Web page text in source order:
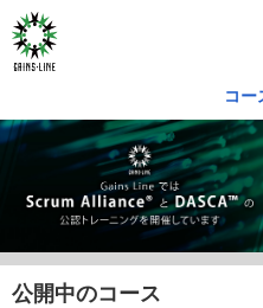
コー
公開中のコース